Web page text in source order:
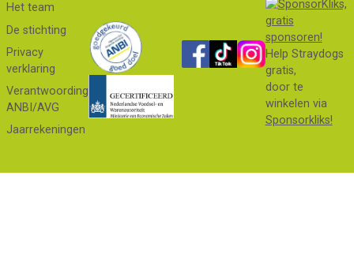
Het team
De stichting
Privacy
verklaring
Verantwoording
ANBI/AVG
Jaarrekeningen
Help Straydogs
gratis,
door te
winkelen via
Sponsorkliks!